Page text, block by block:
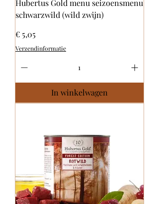
Hubertus Gold menu seizoensmenu
schwarzwild (wild zwijn)
Prijs
€ 5,05
Verzendinformatie
In winkelwagen